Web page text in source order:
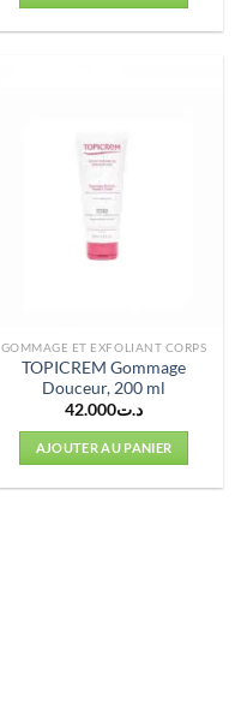
GOMMAGE ET EXFOLIANT CORPS
TOPICREM Gommage
Douceur, 200 ml
د.ت42.000
AJOUTER AU PANIER